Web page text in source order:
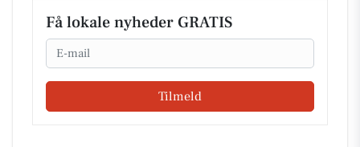
Få lokale nyheder GRATIS
Email
Tilmeld